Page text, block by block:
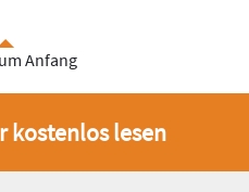
Anfang
kostenlos lesen